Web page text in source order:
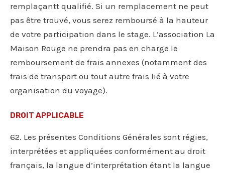
remplaçantt qualifié. Si un remplacement ne peut
pas être trouvé, vous serez remboursé à la hauteur
de votre participation dans le stage. L’association La
Maison Rouge ne prendra pas en charge le
remboursement de frais annexes (notamment des
frais de transport ou tout autre frais lié à votre
organisation du voyage).
DROIT APPLICABLE
62. Les présentes Conditions Générales sont régies,
interprétées et appliquées conformément au droit
français, la langue d’interprétation étant la langue